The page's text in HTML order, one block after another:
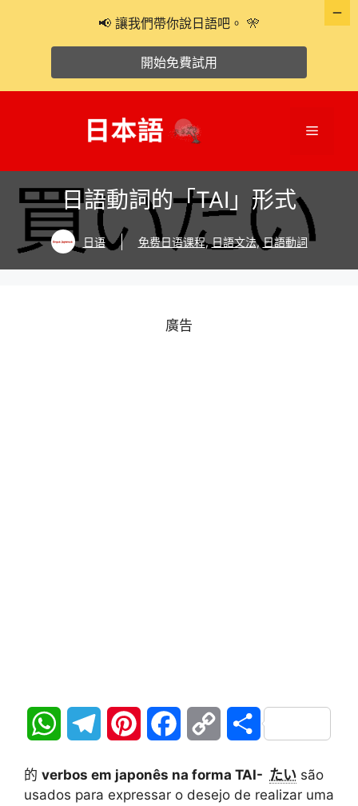
選
日語動詞的「TAI」形式
日语 免费日语课程,日語文法,日語動詞
廣告
W
a l n c p
分
的 verbos em japonês na forma TAI- たい são
usados para expressar o desejo de realizar uma
📢 讓我們帶你說日語吧。 🎌
開始免費試用